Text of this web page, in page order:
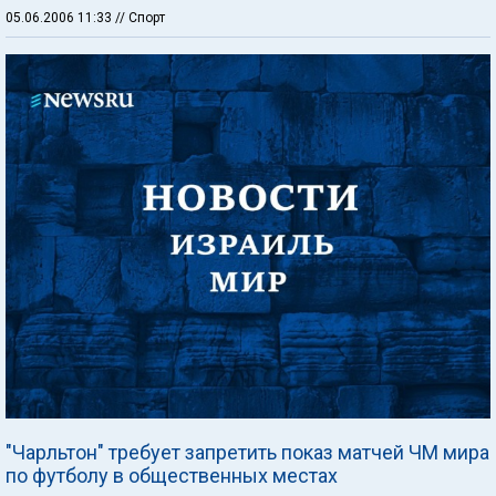
05.06.2006 11:33 // Спорт
"Чарльтон" требует запретить показ матчей ЧМ мира
по футболу в общественных местах